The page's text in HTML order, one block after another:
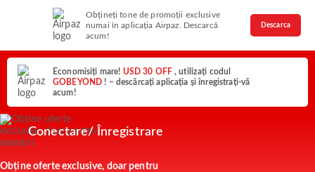
Obțineți tone de promoții exclusive
numai în aplicația Airpaz. Descarcă
acum!
Descarca
Economisiți mare! USD 30 OFF, utilizați codul
GOBEYOND ! – descărcați aplicația și înregistrați-vă
acum!
Conectare/ Înregistrare
Obține oferte exclusive, doar pentru